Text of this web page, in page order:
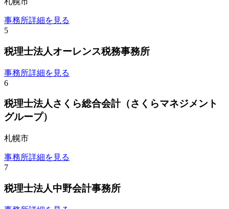
事務所詳細を見る
5
税理士法人オーレンス税務事務所
事務所詳細を見る
6
税理士法人さくら総合会計（さくらマネジメント
グループ）
札幌市
事務所詳細を見る
7
税理士法人中野会計事務所